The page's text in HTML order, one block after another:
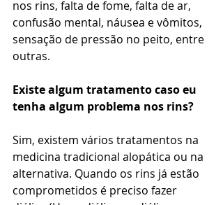
nos rins, falta de fome, falta de ar,
confusão mental, náusea e vômitos,
sensação de pressão no peito, entre
outras.
Existe algum tratamento caso eu
tenha algum problema nos rins?
Sim, existem vários tratamentos na
medicina tradicional alopática ou na
alternativa. Quando os rins já estão
comprometidos é preciso fazer